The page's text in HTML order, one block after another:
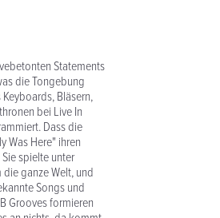
Statements
die Tongebung
Bläsern,
bei Live In
Dass die
Was Here" ihren
spielte unter
ganze Welt, und
Songs und
Grooves formieren